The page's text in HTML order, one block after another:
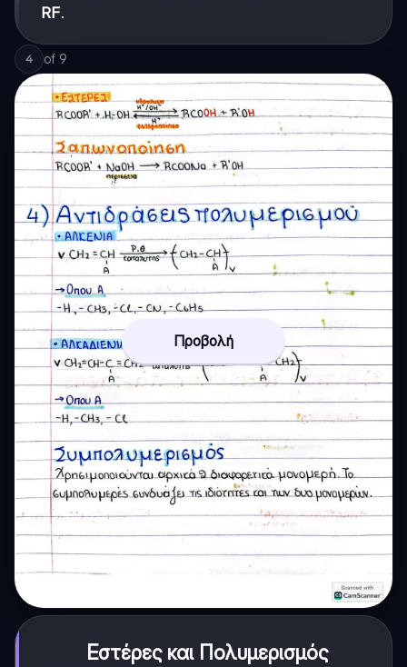
RF.
4 of 9
Προβολή
Εστέρες και Πολυμερισμός